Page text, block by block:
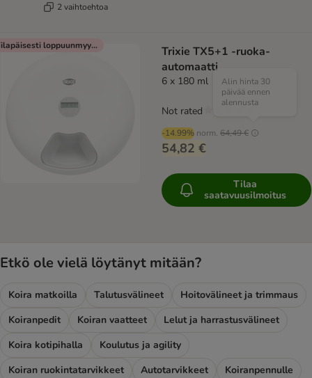
2 vaihtoehtoa
Tilapäisesti loppuunmyyty
Trixie TX5+1 -ruoka-
automaatti
6 x 180 ml
-14.99% norm. 64,49 €
Alin hinta 30
päivää ennen
alennusta
54,82 €
Not rated
Tilaa
saatavuusilmoitus
Etkö ole vielä löytänyt mitään?
Koira matkoilla Talutusvälineet
Hoitovälineet ja trimmaus
Koiranpedit
Koiran vaatteet
Lelut ja harrastusvälineet
Koira kotipihalla
Koulutus ja agility
Koiran ruokintatarvikkeet
Autotarvikkeet
Koiranpennulle